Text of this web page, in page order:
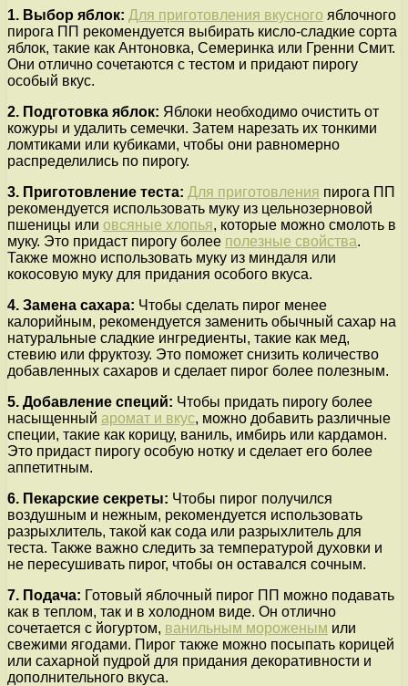
1. Выбор яблок: Для приготовления вкусного яблочного
пирога ПП рекомендуется выбирать кисло-сладкие сорта
яблок, такие как Антоновка, Семеринка или Гренни Смит.
Они отлично сочетаются с тестом и придают пирогу
особый вкус.
2. Подготовка яблок: Яблоки необходимо очистить от
кожуры и удалить семечки. Затем нарезать их тонкими
ломтиками или кубиками, чтобы они равномерно
распределились по пирогу.
3. Приготовление теста: Для приготовления пирога ПП
рекомендуется использовать муку из цельнозерновой
пшеницы или овсяные хлопья, которые можно смолоть в
муку. Это придаст пирогу более полезные свойства.
Также можно использовать муку из миндаля или
кокосовую муку для придания особого вкуса.
4. Замена сахара: Чтобы сделать пирог менее
калорийным, рекомендуется заменить обычный сахар на
натуральные сладкие ингредиенты, такие как мед,
стевию или фруктозу. Это поможет снизить количество
добавленных сахаров и сделает пирог более полезным.
5. Добавление специй: Чтобы придать пирогу более
насыщенный аромат и вкус, можно добавить различные
специи, такие как корицу, ваниль, имбирь или кардамон.
Это придаст пирогу особую нотку и сделает его более
аппетитным.
6. Пекарские секреты: Чтобы пирог получился
воздушным и нежным, рекомендуется использовать
разрыхлитель, такой как сода или разрыхлитель для
теста. Также важно следить за температурой духовки и
не пересушивать пирог, чтобы он оставался сочным.
7. Подача: Готовый яблочный пирог ПП можно подавать
как в теплом, так и в холодном виде. Он отлично
сочетается с йогуртом, ванильным мороженым или
свежими ягодами. Пирог также можно посыпать корицей
или сахарной пудрой для придания декоративности и
дополнительного вкуса.